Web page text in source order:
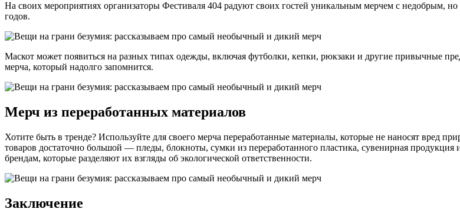
На своих мероприятиях организаторы Фестиваля 404 радуют своих гостей уникальным мерчем с недобрым,
годов.
Маскот может появиться на разных типах одежды, включая футболки, кепки, рюкзаки и другие привычные
мерча, который надолго запомнится.
Мерч из переработанных материалов
Хотите быть в тренде? Используйте для своего мерча переработанные материалы, которые не наносят вред
товаров достаточно большой — пледы, блокноты, сумки из переработанного пластика, сувенирная
брендам, которые разделяют их взгляды об экологической ответственности.
Заключение